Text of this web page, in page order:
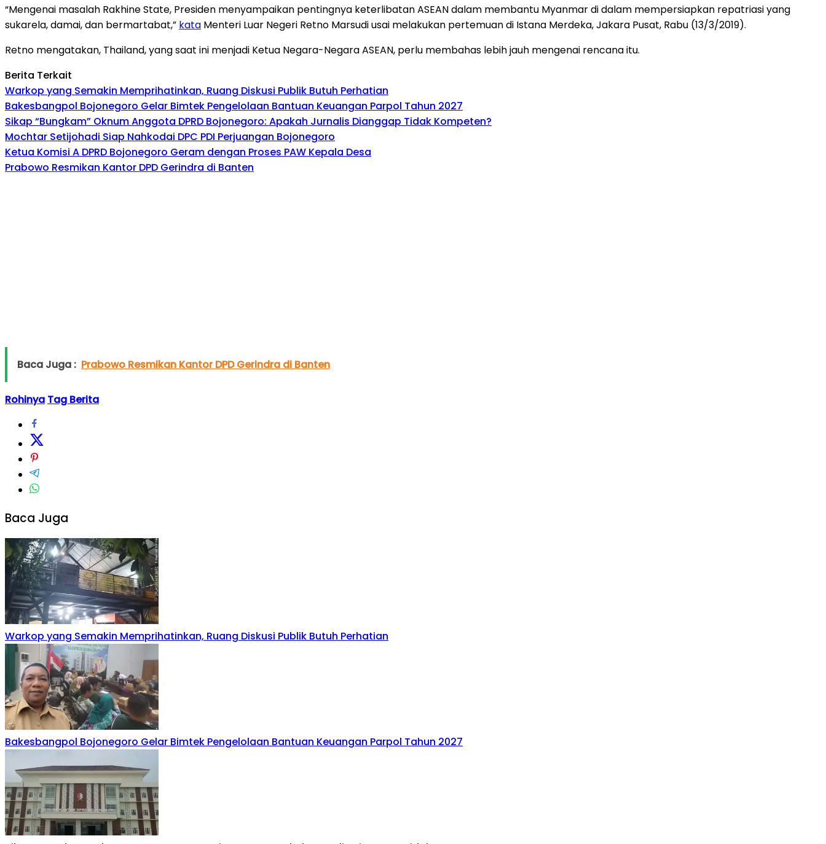
“Mengenai masalah Rakhine State, Presiden menyampaikan pentingnya keterlibatan ASEAN dalam membantu Myanmar di dalam mempersiapkan repatriasi yang
sukarela, damai, dan bermartabat,” kata Menteri Luar Negeri Retno Marsudi usai melakukan pertemuan di Istana Merdeka, Jakara Pusat, Rabu (13/3/2019).
Retno mengatakan, Thailand, yang saat ini menjadi Ketua Negara-Negara ASEAN, perlu membahas lebih jauh mengenai rencana itu.
Berita Terkait
Warkop yang Semakin Memprihatinkan, Ruang Diskusi Publik Butuh Perhatian
Bakesbangpol Bojonegoro Gelar Bimtek Pengelolaan Bantuan Keuangan Parpol Tahun 2027
Sikap “Bungkam” Oknum Anggota DPRD Bojonegoro: Apakah Jurnalis Dianggap Tidak Kompeten?
Mochtar Setijohadi Siap Nahkodai DPC PDI Perjuangan Bojonegoro
Ketua Komisi A DPRD Bojonegoro Geram dengan Proses PAW Kepala Desa
Prabowo Resmikan Kantor DPD Gerindra di Banten
Baca Juga : Prabowo Resmikan Kantor DPD Gerindra di Banten
Rohinya Tag Berita
Baca Juga
Warkop yang Semakin Memprihatinkan, Ruang Diskusi Publik Butuh Perhatian
Bakesbangpol Bojonegoro Gelar Bimtek Pengelolaan Bantuan Keuangan Parpol Tahun 2027